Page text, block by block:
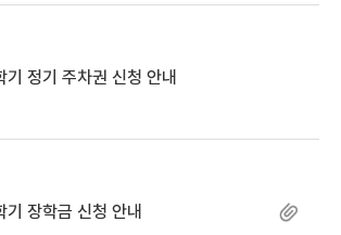
정기 주차권 신청 안내
장학금 신청 안내